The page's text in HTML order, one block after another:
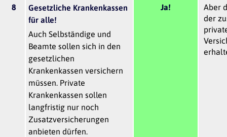
8
Gesetzliche Krankenkassen
für alle!
Auch Selbständige und
Beamte sollen sich in den
gesetzlichen
Krankenkassen versichern
müssen. Private
Krankenkassen sollen
langfristig nur noch
Zusatzversicherungen
anbieten dürfen.
Ja!
Aber
der